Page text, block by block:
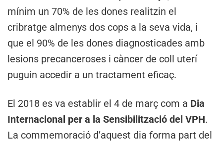
mínim un 70% de les dones realitzin el
cribratge almenys dos cops a la seva vida, i
que el 90% de les dones diagnosticades amb
lesions precanceroses i càncer de coll uterí
puguin accedir a un tractament eficaç.
El 2018 es va establir el 4 de març com a Dia
Internacional per a la Sensibilització del VPH.
La commemoració d’aquest dia forma part del